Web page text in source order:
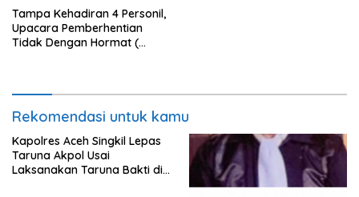
Tampa Kehadiran 4 Personil,
Upacara Pemberhentian
Tidak Dengan Hormat (
Rekomendasi untuk kamu
Kapolres Aceh Singkil Lepas
Taruna Akpol Usai
Laksanakan Taruna Bakti di